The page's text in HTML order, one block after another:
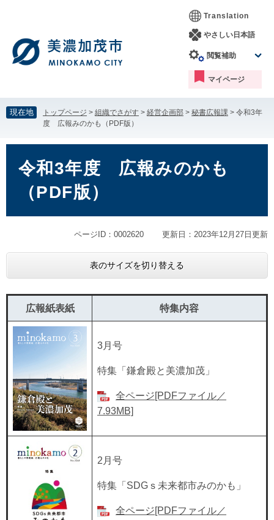
す。
し
て
本
へ
Translation
やさしい日本語
閲覧補助
マイページ
現在地 トップページ > 組織でさがす > 経営企画部 > 秘書広報課 > 令和3年
度 広報みのかも（PDF版）
令和3年度 広報みのかも
（PDF版）
ページID：0002620 更新日：2023年12月27日更新
表のサイズを切り替える
広報紙表紙 特集内容
3月号
特集「鎌倉殿と美濃加茂」
全ページ[PDFファイル／
7.93MB]
2月号
特集「SDGｓ未来都市みのかも」
全ページ[PDFファイル／